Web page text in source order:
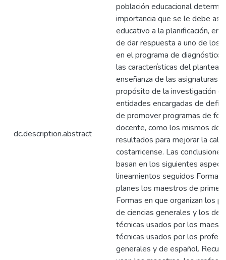
dc.description.abstract
población educacional
importancia que se le debe
educativo a la planificación,
de dar respuesta a uno de los
en el programa de
las características del
enseñanza de las asignaturas
propósito de la investigación
entidades encargadas de
de promover programas de
docente, como los mismos
resultados para mejorar la
costarricense. Las
basan en los siguientes
lineamientos seguidos Formas
planes los maestros de
Formas en que organizan los
de ciencias generales y los de
técnicas usados por los
técnicas usados por los
generales y de español.